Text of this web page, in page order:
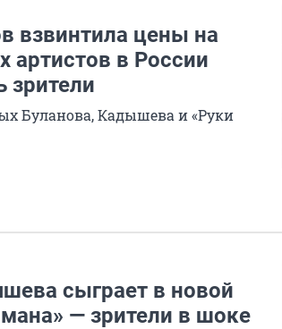
взвинтила цены на
артистов в России
зрители
Буланова, Кадышева и «Руки
сыграет в новой
— зрители в шоке